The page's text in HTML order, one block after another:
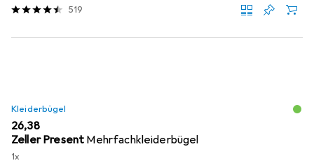
519
Kleiderbügel
EUR
26,38
Zeller Present Mehrfachkleiderbügel
1x